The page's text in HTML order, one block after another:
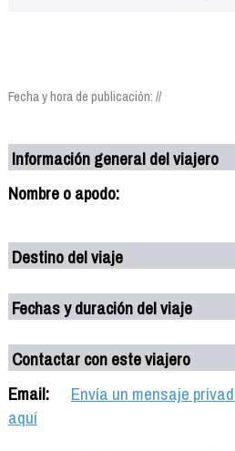
Fecha y hora de publicación: //
Información general del viajero
Nombre o apodo:
Destino del viaje
Fechas y duración del viaje
Contactar con este viajero
Email:
Envía un mensaje
aquí